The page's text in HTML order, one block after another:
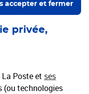
privée,
Poste et ses
(ou technologies
accepter et fermer